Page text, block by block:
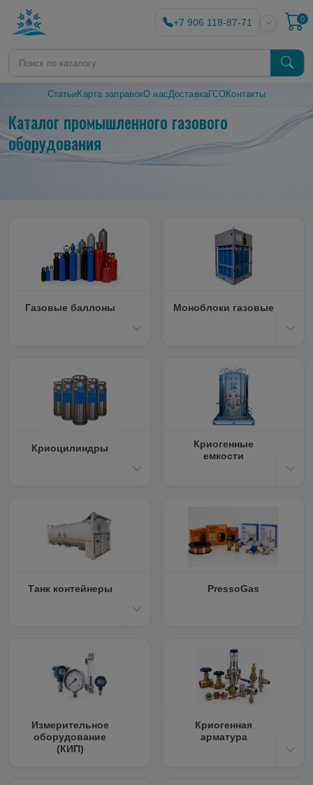
+7 906 118-87-71 0
СтатьиКарта заправокО насДоставкаГСОКонтакты
Каталог промышленного газового
оборудования
Газовые баллоны Моноблоки газовые
Криоцилиндры
Криогенные
емкости
Танк контейнеры PressoGas
Измерительное
оборудование
(КИП)
Криогенная
арматура